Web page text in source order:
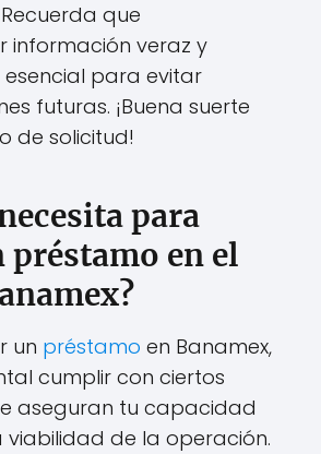
que
información veraz y
para evitar
futuras. ¡Buena suerte
de solicitud!
para
préstamo en el
un préstamo en Banamex,
cumplir con ciertos
aseguran tu capacidad
de la operación.